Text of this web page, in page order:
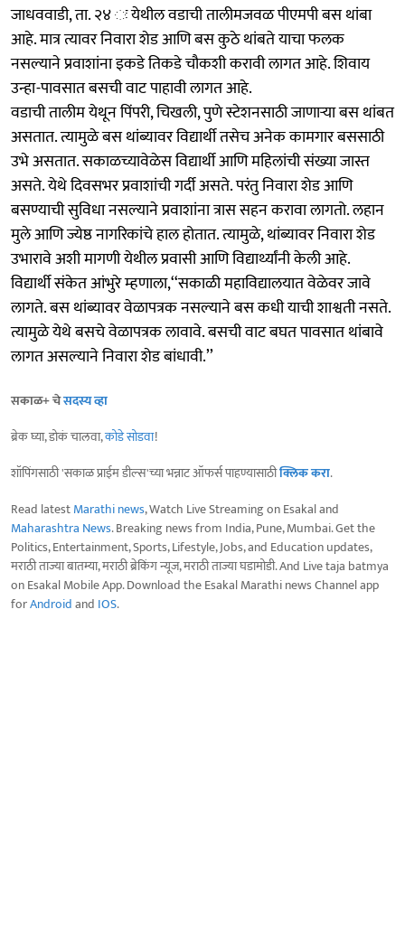
जाधववाडी, ता. २४ ः येथील वडाची तालीमजवळ पीएमपी बस थांबा
आहे. मात्र त्यावर निवारा शेड आणि बस कुठे थांबते याचा फलक
नसल्याने प्रवाशांना इकडे तिकडे चौकशी करावी लागत आहे. शिवाय
उन्हा-पावसात बसची वाट पाहावी लागत आहे.
वडाची तालीम येथून पिंपरी, चिखली, पुणे स्टेशनसाठी जाणाऱ्या बस थांबत
असतात. त्यामुळे बस थांब्यावर विद्यार्थी तसेच अनेक कामगार बससाठी
उभे असतात. सकाळच्यावेळेस विद्यार्थी आणि महिलांची संख्या जास्त
असते. येथे दिवसभर प्रवाशांची गर्दी असते. परंतु निवारा शेड आणि
बसण्याची सुविधा नसल्याने प्रवाशांना त्रास सहन करावा लागतो. लहान
मुले आणि ज्येष्ठ नागरिकांचे हाल होतात. त्यामुळे, थांब्यावर निवारा शेड
उभारावे अशी मागणी येथील प्रवासी आणि विद्यार्थ्यांनी केली आहे.
विद्यार्थी संकेत आंभुरे म्हणाला,‘‘सकाळी महाविद्यालयात वेळेवर जावे
लागते. बस थांब्यावर वेळापत्रक नसल्याने बस कधी याची शाश्वती नसते.
त्यामुळे येथे बसचे वेळापत्रक लावावे. बसची वाट बघत पावसात थांबावे
लागत असल्याने निवारा शेड बांधावी.’’
सकाळ+ चेसदस्य व्हा
ब्रेक घ्या, डोकं चालवा,कोडे सोडवा!
शॉपिंगसाठी 'सकाळ प्राईम डील्स'च्या भन्नाट ऑफर्स पाहण्यासाठीक्लिक करा.
Read latestMarathi news, Watch Live Streaming on Esakal and
Maharashtra News. Breaking news from India, Pune, Mumbai. Get the
Politics, Entertainment, Sports, Lifestyle, Jobs, and Education updates,
मराठी ताज्या बातम्या, मराठी ब्रेकिंग न्यूज, मराठी ताज्या घडामोडी. And Live taja batmya
on Esakal Mobile App. Download the Esakal Marathi news Channel app
forAndroidand IOS.